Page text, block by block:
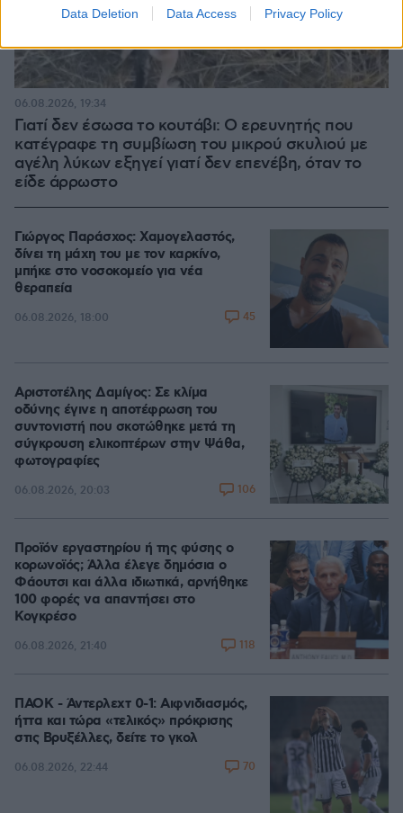
Data Deletion Data Access Privacy Policy
Γιατί δεν έσωσα το κουτάβι: Ο ερευνητής που
κατέγραφε τη συμβίωση του μικρού σκυλιού με
αγέλη λύκων εξηγεί γιατί δεν επενέβη, όταν το
είδε άρρωστο
06.08.2026, 19:34
Γιώργος Παράσχος: Χαμογελαστός,
δίνει τη μάχη του με τον καρκίνο,
μπήκε στο νοσοκομείο για νέα
θεραπεία
06.08.2026, 18:00 45
Αριστοτέλης Δαμίγος: Σε κλίμα
οδύνης έγινε η αποτέφρωση του
συντονιστή που σκοτώθηκε μετά τη
σύγκρουση ελικοπτέρων στην Ψάθα,
φωτογραφίες
06.08.2026, 20:03 106
Προϊόν εργαστηρίου ή της φύσης ο
κορωνοϊός; Άλλα έλεγε δημόσια ο
Φάουτσι και άλλα ιδιωτικά, αρνήθηκε
100 φορές να απαντήσει στο
Κογκρέσο
06.08.2026, 21:40 118
ΠΑΟΚ - Άντερλεχτ 0-1: Αιφνιδιασμός,
ήττα και τώρα «τελικός» πρόκρισης
στις Βρυξέλλες, δείτε το γκολ
06.08.2026, 22:44 70